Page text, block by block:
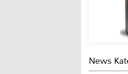
News